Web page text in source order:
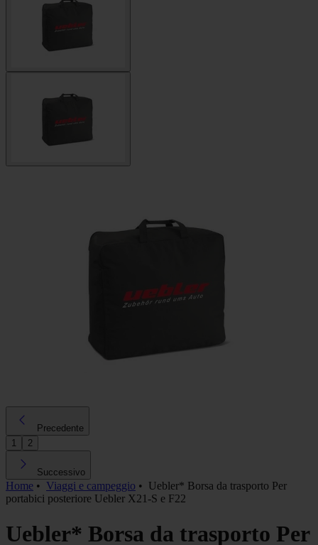
Precedente
1
2
Successivo
Home • Viaggi e campeggio • Uebler* Borsa da trasporto Per
portabici posteriore Uebler X21-S e F22
Uebler* Borsa da trasporto Per